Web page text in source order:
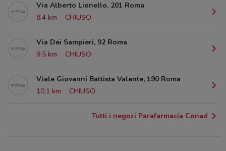
Via Alberto Lionello, 201 Roma
8.4 km
CHIUSO
Via Dei Sampieri, 92 Roma
9.5 km
CHIUSO
Viale Giovanni Battista Valente, 190 Roma
10.1 km
CHIUSO
Tutti i negozi Parafarmacia Conad